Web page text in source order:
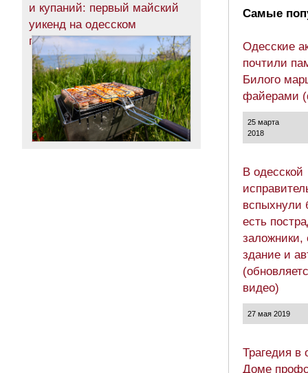
и купаний: первый майский
уикенд на одесском
побережье (фоторепортаж)
Самые
Одесские
почтили
Билого
файерами
25 марта
2018
В одесской
вспыхнули
есть
заложники,
здание и
видео)
27 мая 2019
Трагедия в
Доме